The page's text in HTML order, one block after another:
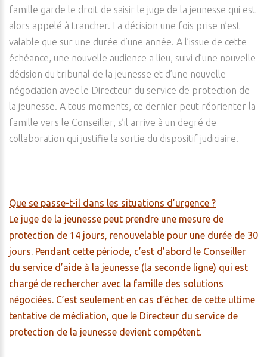
famille garde le droit de saisir le juge de la jeunesse qui est
alors appelé à trancher. La décision une fois prise n’est
valable que sur une durée d’une année. A l’issue de cette
échéance, une nouvelle audience a lieu, suivi d’une nouvelle
décision du tribunal de la jeunesse et d’une nouvelle
négociation avec le Directeur du service de protection de
la jeunesse. A tous moments, ce dernier peut réorienter la
famille vers le Conseiller, s’il arrive à un degré de
collaboration qui justifie la sortie du dispositif judiciaire.
Que se passe-t-il dans les situations d’urgence ?
Le juge de la jeunesse peut prendre une mesure de
protection de 14 jours, renouvelable pour une durée de 30
jours. Pendant cette période, c’est d’abord le Conseiller
du service d’aide à la jeunesse (la seconde ligne) qui est
chargé de rechercher avec la famille des solutions
négociées. C’est seulement en cas d’échec de cette ultime
tentative de médiation, que le Directeur du service de
protection de la jeunesse devient compétent.